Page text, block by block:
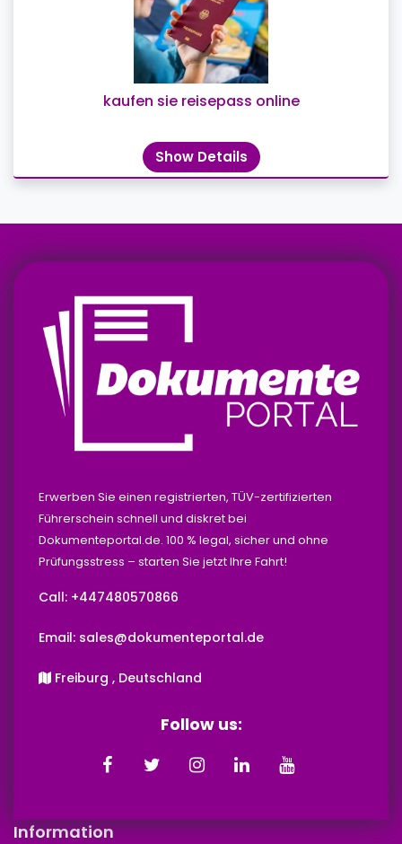
kaufen sie reisepass online
Show Details
Erwerben Sie einen registrierten, TÜV-zertifizierten
Führerschein schnell und diskret bei
Dokumenteportal.de. 100 % legal, sicher und ohne
Prüfungsstress – starten Sie jetzt Ihre Fahrt!
Call: +447480570866‬‬
Email: sales@dokumenteportal.de
Freiburg , Deutschland
Follow us:
Information